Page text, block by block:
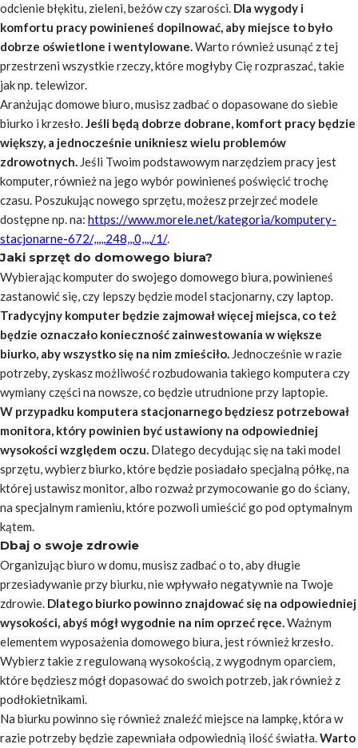
odcienie błękitu, zieleni, beżów czy szarości. Dla wygody i
komfortu pracy powinieneś dopilnować, aby miejsce to było
dobrze oświetlone i wentylowane.Warto również usunąć z tej
przestrzeni wszystkie rzeczy, które mogłyby Cię rozpraszać, takie
jak np. telewizor.
Aranżując domowe biuro, musisz zadbać o dopasowane do siebie
biurko i krzesło.Jeśli będą dobrze dobrane, komfort pracy będzie
większy, a jednocześnie unikniesz wielu problemów
zdrowotnych. Jeśli Twoim podstawowym narzędziem pracy jest
komputer, również na jego wybór powinieneś poświęcić trochę
czasu. Poszukując nowego sprzętu, możesz przejrzeć modele
dostępne np. na: https://www.morele.net/kategoria/komputery-
stacjonarne-672/,,,,,248,,,0,,,,/1/.
Jaki sprzęt do domowego biura?
Wybierając komputer do swojego domowego biura, powinieneś
zastanowić się, czy lepszy będzie model stacjonarny, czy laptop.
Tradycyjny komputer będzie zajmował więcej miejsca, co też
będzie oznaczało konieczność zainwestowania w większe
biurko, aby wszystko się na nim zmieściło. Jednocześnie w razie
potrzeby, zyskasz możliwość rozbudowania takiego komputera czy
wymiany części na nowsze, co będzie utrudnione przy laptopie.
W przypadku komputera stacjonarnego będziesz potrzebował
monitora, który powinien być ustawiony na odpowiedniej
wysokości względem oczu. Dlatego decydując się na taki model
sprzętu, wybierz biurko, które będzie posiadało specjalną półkę, na
której ustawisz monitor, albo rozważ przymocowanie go do ściany,
na specjalnym ramieniu, które pozwoli umieścić go pod optymalnym
kątem.
Dbaj o swoje zdrowie
Organizując biuro w domu, musisz zadbać o to, aby długie
przesiadywanie przy biurku, nie wpływało negatywnie na Twoje
zdrowie. Dlatego biurko powinno znajdować się na odpowiedniej
wysokości, abyś mógł wygodnie na nim oprzeć ręce.Ważnym
elementem wyposażenia domowego biura, jest również krzesło.
Wybierz takie z regulowaną wysokością, z wygodnym oparciem,
które będziesz mógł dopasować do swoich potrzeb, jak również z
podłokietnikami.
Na biurku powinno się również znaleźć miejsce na lampkę, która w
razie potrzeby będzie zapewniała odpowiednią ilość światła.Warto